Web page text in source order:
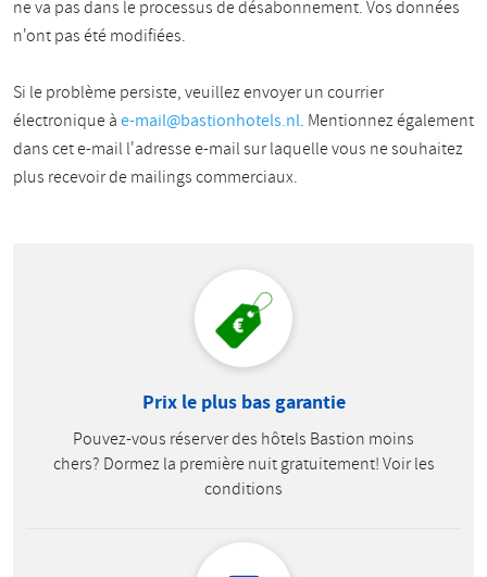
ne va pas dans le processus de désabonnement. Vos données
n'ont pas été modifiées.
Si le problème persiste, veuillez envoyer un courrier
électronique àe-mail@bastionhotels.nl. Mentionnez également
dans cet e-mail l'adresse e-mail sur laquelle vous ne souhaitez
plus recevoir de mailings commerciaux.
Prix le plus bas garantie
Pouvez-vous réserver des hôtels Bastion moins
chers? Dormez la première nuit gratuitement! Voir les
conditions